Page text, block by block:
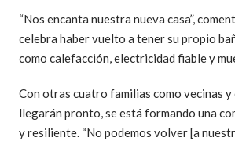
“Nos encanta nuestra nueva casa”,
celebra haber vuelto a tener su propio
como calefacción, electricidad fiable y
Con otras cuatro familias como vecinas
llegarán pronto, se está formando una
y resiliente. “No podemos volver [a